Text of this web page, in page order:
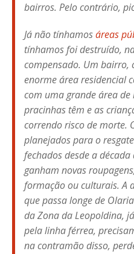
bairros. Pelo contrário,
Já não tínhamosáreas
tínhamos foi destruído,
compensado. Um bairro,
enorme área residencial
com uma grande área
pracinhas têm e as
correndo risco de morte.
planejados para o
fechados desde a
ganham novas
formação ou culturais. A
que passa longe de
da Zona da Leopoldina,
pela linha férrea,
na contramão disso,